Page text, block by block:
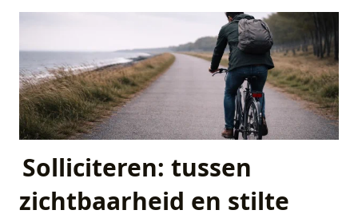
Solliciteren: tussen
zichtbaarheid en stilte